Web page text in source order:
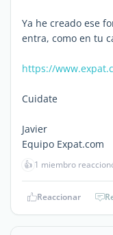
Ya he creado ese
entra, como en tu
https://
Cuidate
Javier
Equipo Expat.com
👍 1 miembro
Reaccionar